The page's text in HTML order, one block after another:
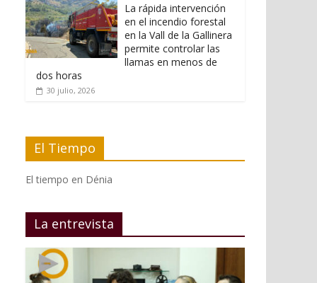
La rápida intervención
en el incendio forestal
en la Vall de la Gallinera
permite controlar las
llamas en menos de
dos horas
30 julio, 2026
El Tiempo
El tiempo en Dénia
La entrevista